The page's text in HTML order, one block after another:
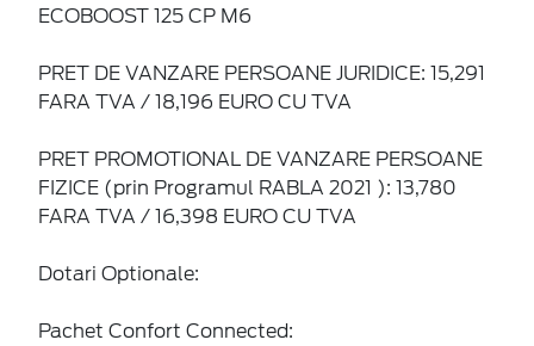
ECOBOOST 125 CP M6
PRET DE VANZARE PERSOANE JURIDICE: 15,291
FARA TVA / 18,196 EURO CU TVA
PRET PROMOTIONAL DE VANZARE PERSOANE
FIZICE (prin Programul RABLA 2021 ): 13,780
FARA TVA / 16,398 EURO CU TVA
Dotari Optionale:
Pachet Confort Connected: